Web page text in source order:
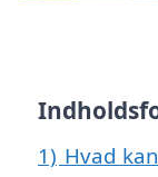
1) Hvad